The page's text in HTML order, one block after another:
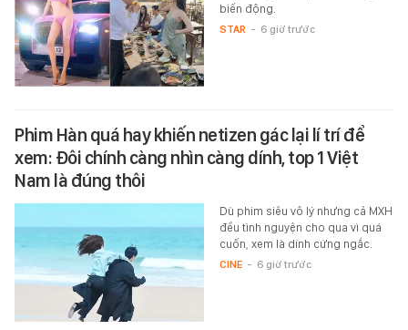
biến động.
STAR - 6 giờ trước
Phim Hàn quá hay khiến netizen gác lại lí trí để
xem: Đôi chính càng nhìn càng dính, top 1 Việt
Nam là đúng thôi
Dù phim siêu vô lý nhưng cả MXH
đều tình nguyện cho qua vì quá
cuốn, xem là dính cứng ngắc.
CINE - 6 giờ trước